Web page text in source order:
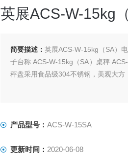
英展ACS-W-15kg
简要描述： 英展ACS-W-15kg（SA）
子台称 ACS-W-15kg（SA）桌秤
秤盘采用食品级304不锈钢，美观大方
产品型号： ACS-W-15SA
更新时间： 2020-06-08